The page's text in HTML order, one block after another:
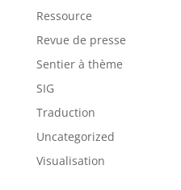
Ressource
Revue de presse
Sentier à thème
SIG
Traduction
Uncategorized
Visualisation